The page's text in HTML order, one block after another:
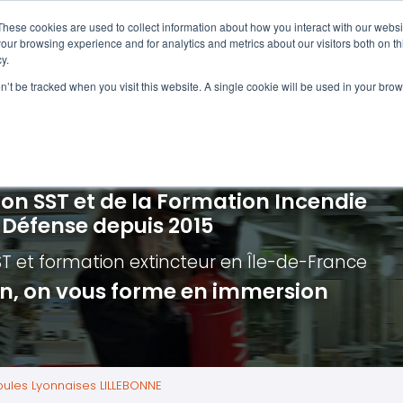
cookies are used to collect information about how you interact with our
browsing experience and for analytics and metrics about our visitors both on
be tracked when you visit this website. A single cookie will be used in your
incendie - Guide et Serre file
de première intervention
Extincteurs
en réalité augmentée
Évacuation établissements de
Évacuation secteur tertiaire
Évacuation secteur industriel
SST et de la Formation Incendie
depuis 2015
et formation extincteuren Île-de-France
on vous forme en immersion
Lyonnaises LILLEBONNE